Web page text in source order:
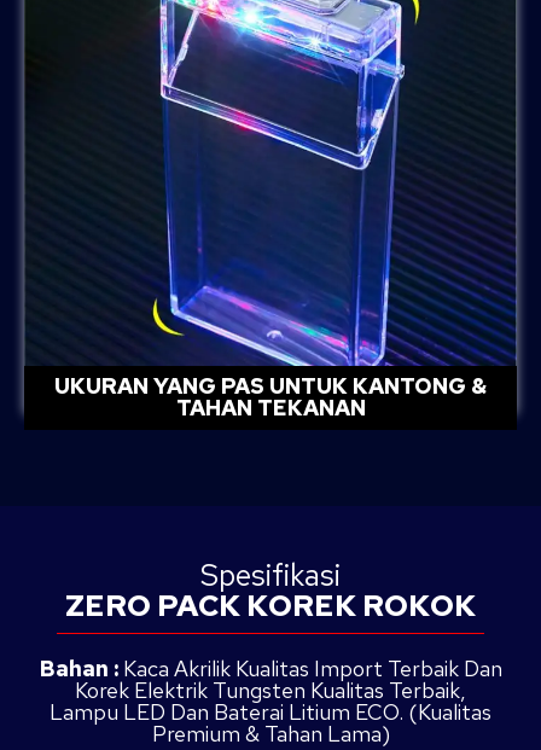
UKURAN YANG PAS UNTUK KANTONG &
TAHAN TEKANAN
Spesifikasi
ZERO PACK KOREK ROKOK
Bahan : Kaca Akrilik Kualitas Import Terbaik Dan
Korek Elektrik Tungsten Kualitas Terbaik,
Lampu LED Dan Baterai Litium ECO. (Kualitas
Premium & Tahan Lama)